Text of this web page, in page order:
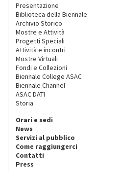
Presentazione
Biblioteca della Biennale
Archivio Storico
Mostre e Attività
Progetti Speciali
Attività e incontri
Mostre Virtuali
Fondi e Collezioni
Biennale College ASAC
Biennale Channel
ASAC DATI
Storia
Orari e sedi
News
Servizi al pubblico
Come raggiungerci
Contatti
Press